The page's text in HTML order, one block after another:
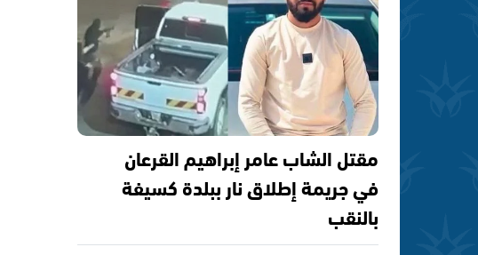
مقتل الشاب عامر إبراهيم القرعان
في جريمة إطلاق نار ببلدة كسيفة
بالنقب